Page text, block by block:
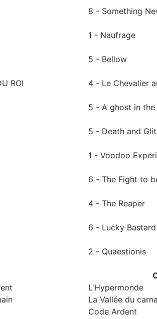
8 - Something
1 - Naufrage
5 - Bellow
ROI 4 - Le Chevalier
5 - A ghost in
5 - Death and
1 - Voodoo
6 - The Fight to
4 - The Reaper
6 - Lucky Bastard
2 - Quaestionis
L'Hypermonde
La Vallée du
Code Ardent